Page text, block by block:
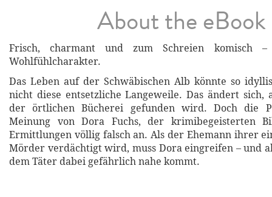
About the eBook
Frisch, charmant und zum Schreien komisch
Wohlfühlcharakter.
Das Leben auf der Schwäbischen Alb könnte so
nicht diese entsetzliche Langeweile. Das ändert sich,
der örtlichen Bücherei gefunden wird. Doch die
Meinung von Dora Fuchs, der krimibegeisterten
Ermittlungen völlig falsch an. Als der Ehemann ihrer
Mörder verdächtigt wird, muss Dora eingreifen – und
dem Täter dabei gefährlich nahe kommt.